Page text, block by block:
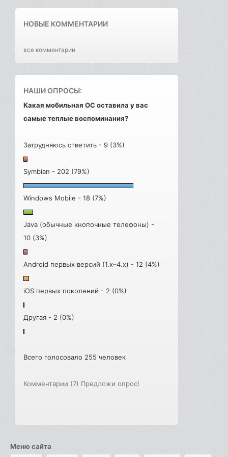
НОВЫЕ КОММЕНТАРИИ
все комментарии
НАШИ ОПРОСЫ:
Какая мобильная ОС оставила у вас
самые теплые воспоминания?
Затрудняюсь ответить - 9 (3%)
Symbian - 202 (79%)
Windows Mobile - 18 (7%)
Java (обычные кнопочные телефоны) -
10 (3%)
Android первых версий (1.x–4.x) - 12 (4%)
iOS первых поколений - 2 (0%)
Другая - 2 (0%)
Всего голосовало 255 человек
Комментарии (7) Предложи опрос!
Меню сайта